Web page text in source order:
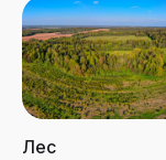
Лес